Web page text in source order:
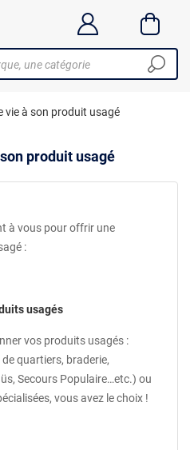
vie à son produit usagé
produit usagé
à vous pour offrir une
:
usagés
vos produits usagés :
quartiers, braderie,
Secours Populaire…etc.) ou
vous avez le choix !